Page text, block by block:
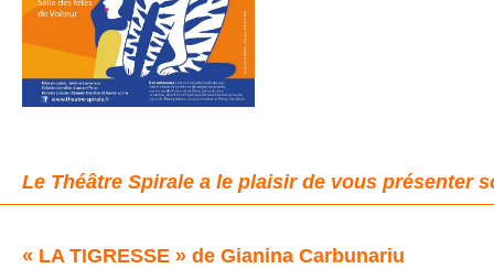
Le Théâtre Spirale a le plaisir de vous présenter
« LA TIGRESSE » de Gianina Carbunariu